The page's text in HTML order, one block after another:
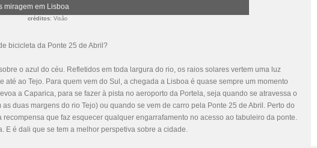
miragem em Lisboa
créditos: Visão
bicicleta da Ponte 25 de Abril?
o azul do céu. Refletidos em toda largura do rio, os raios solares vertem uma luz
até ao Tejo. Para quem vem do Sul, a chegada a Lisboa é quase sempre um momento
a Caparica, para se fazer à pista no aeroporto da Portela, seja quando se atravessa o
duas margens do rio Tejo) ou quando se vem de carro pela Ponte 25 de Abril. Perto do
recompensa que faz esquecer qualquer engarrafamento no acesso ao tabuleiro da ponte.
E é dali que se tem a melhor perspetiva sobre a cidade.